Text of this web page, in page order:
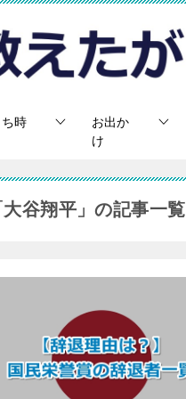
時
お出か
け
大谷翔平」の記事一覧